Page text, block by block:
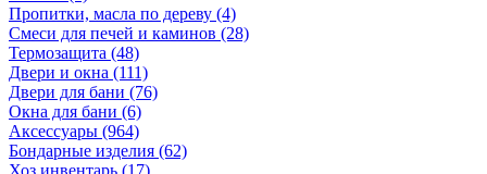
Пропитки, масла по дереву (4)
Смеси для печей и каминов (28)
Термозащита (48)
Двери и окна (111)
Двери для бани (76)
Окна для бани (6)
Аксессуары (964)
Бондарные изделия (62)
Хоз.инвентарь (17)